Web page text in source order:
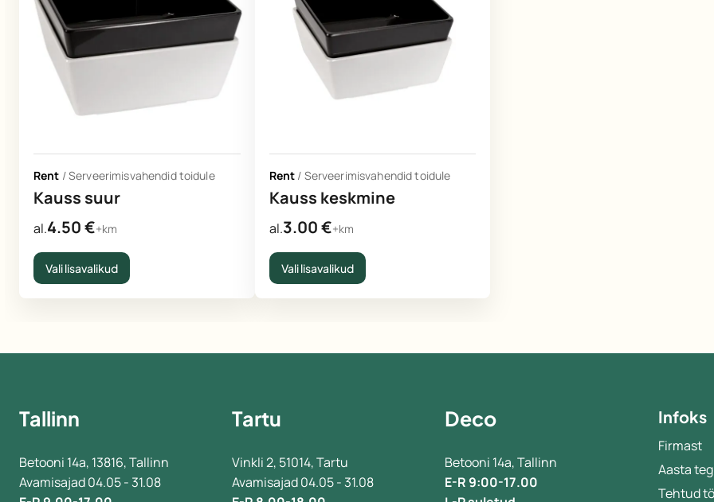
Rent /Serveerimisvahendid toidule
Kauss suur
al.4.50€+km
Vali lisavalikud
Rent / Serveerimisvahendid toidule
Kauss keskmine
al.3.00€+km
Vali lisavalikud
Tallinn
Betooni 14a, 13816, Tallinn
Avamisajad 04.05 - 31.08
Tartu
Vinkli 2, 51014, Tartu
Avamisajad 04.05 - 31.08
Deco
Betooni 14a, Tallinn
E-R 9:00-17.00
Infoks
Firmast
Aasta
Tehtud